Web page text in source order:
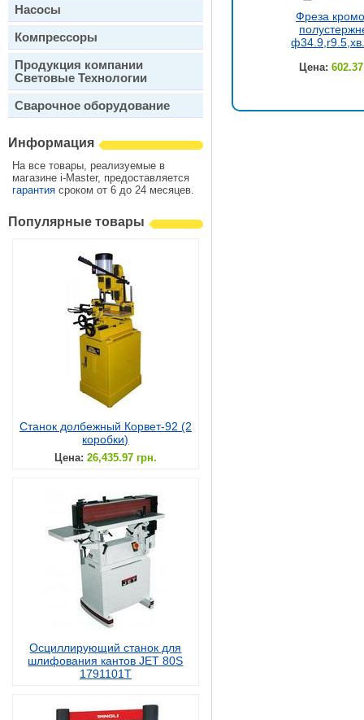
Насосы
Компрессоры
Продукция компании
Световые Технологии
Сварочное оборудование
Информация
На все товары, реализуемые в
магазине i-Master, предоставляется
гарантия сроком от 6 до 24 месяцев.
Популярные товары
Станок долбежный Корвет-92 (2
коробки)
Цена: 26,435.97 грн.
Осциллирующий станок для
шлифования кантов JET 80S
1791101T
Фреза
Цена: